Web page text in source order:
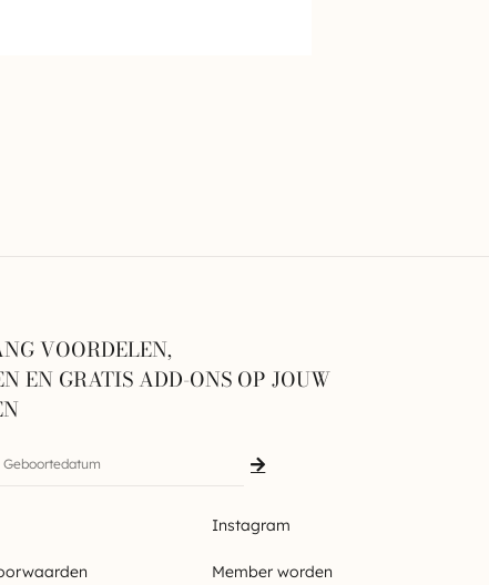
VOORDELEN,
EN GRATIS ADD-ONS OP JOUW
Instagram
Member worden